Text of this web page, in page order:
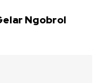
Ngobrol